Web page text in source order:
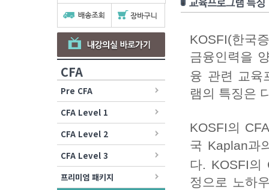
CFA
Pre CFA
CFA Level 1
CFA Level 2
CFA Level 3
프리미엄 패키지
KOSFI(한국
금융인력을
융 관련 교육
램의 특징은
KOSFI의
국 Kaplan과
다. KOSFI의
정으로 노하